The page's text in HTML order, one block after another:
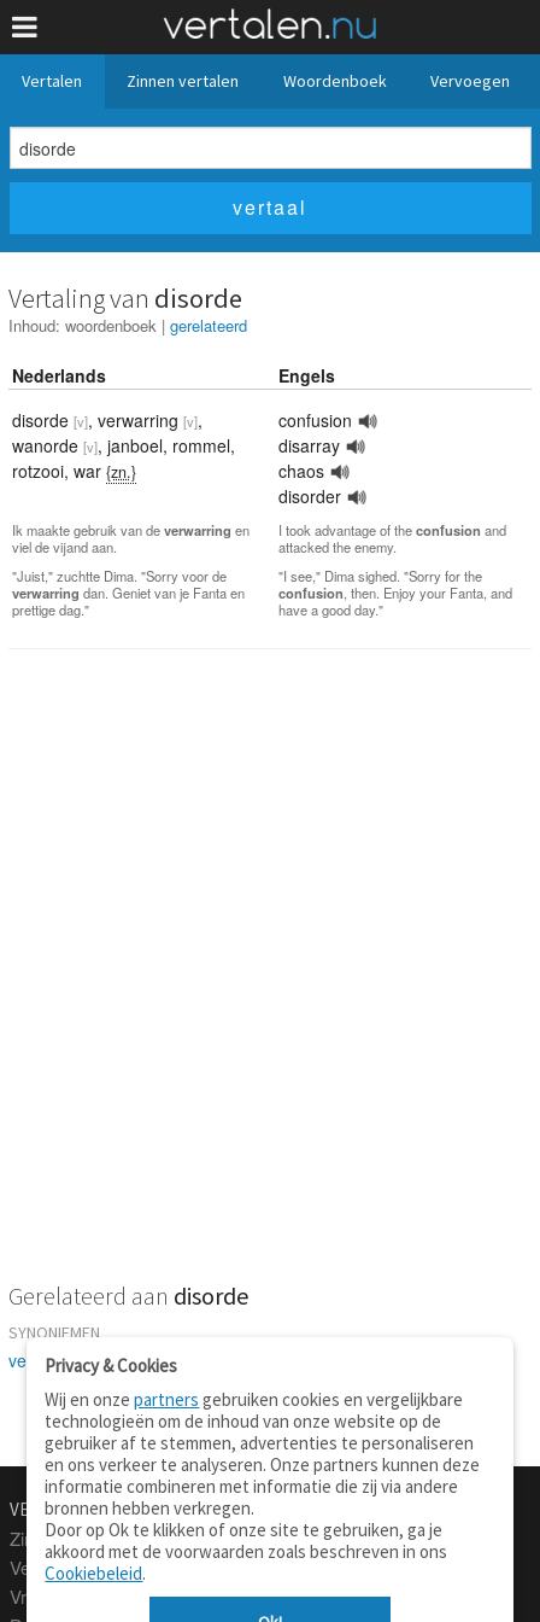
Vertalen Zinnen vertalen Woordenboek Vervoegen
Vertaling van disorde
Inhoud: woordenboek | gerelateerd
Nederlands
Engels
disorde [v], verwarring [v],
wanorde [v], janboel, rommel,
rotzooi, war {zn.}
confusion
disarray
chaos
disorder
Ik maakte gebruik van deverwarring en
viel de vijand aan.
I took advantage of theconfusion and
attacked the enemy.
"Juist," zuchtte Dima. "Sorry voor de
verwarring dan. Geniet van je Fanta en
prettige dag."
"I see," Dima sighed. "Sorry for the
confusion , then. Enjoy your Fanta, and
have a good day."
Gerelateerd aan disorde
SYNONIEMEN
verwarring-wanorde-
VERTALEN.NU
Zinnen vertalen
Verklarend woordenboek
Vraagbaak
Over deze site
Privacy
Privacy & Cookies
Wij en onzepartners gebruiken cookies en vergelijkbare
technologieën om de inhoud van onze website op de
gebruiker af te stemmen, advertenties te personaliseren
en ons verkeer te analyseren. Onze partners kunnen deze
informatie combineren met informatie die zij via andere
bronnen hebben verkregen.
Door op Ok te klikken of onze site te gebruiken, ga je
akkoord met de voorwaarden zoals beschreven in ons
Cookiebeleid.